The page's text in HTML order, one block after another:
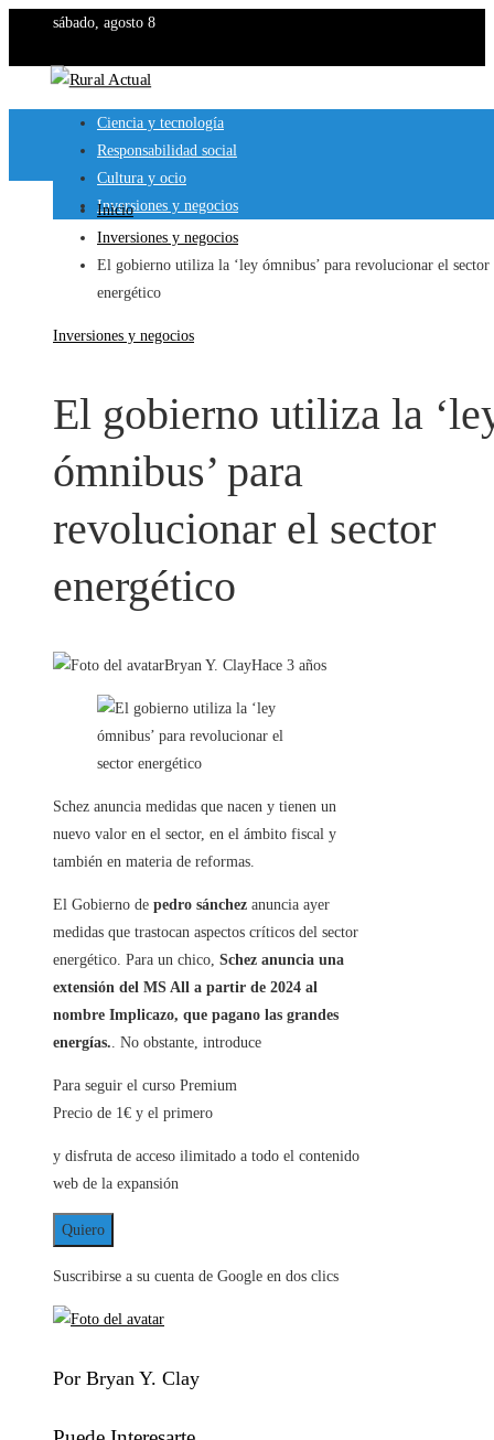
sábado, agosto 8
Ciencia y tecnología
Responsabilidad social
Cultura y ocio
Inversiones y negocios
Inicio
Inversiones y negocios
El gobierno utiliza la ‘ley ómnibus’ para revolucionar el sector
energético
Inversiones y negocios
El gobierno utiliza la
ómnibus’ para
revolucionar el sector
energético
Bryan Y. ClayHace 3 años
Schez anuncia medidas que nacen y tienen un
nuevo valor en el sector, en el ámbito fiscal y
también en materia de reformas.
El Gobierno de pedro sánchez anuncia ayer
medidas que trastocan aspectos críticos del sector
energético. Para un chico, Schez anuncia una
extensión del MS All a partir de 2024 al
nombre Implicazo, que pagano las grandes
energías.. No obstante, introduce
Para seguir el curso Premium
Precio de 1€ y el primero
y disfruta de acceso ilimitado a todo el contenido
web de la expansión
Quiero
Suscribirse a su cuenta de Google en dos clics
Por Bryan Y. Clay